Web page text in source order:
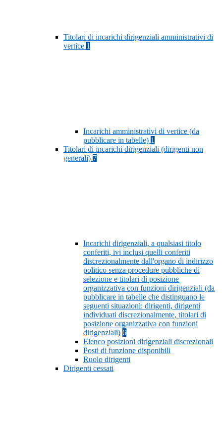
Titolari di incarichi dirigenziali amministrativi di
vertice 1
Incarichi amministrativi di vertice (da
pubblicare in tabelle) 1
Titolari di incarichi dirigenziali (dirigenti non
generali) 7
Incarichi dirigenziali, a qualsiasi titolo
conferiti, ivi inclusi quelli conferiti
discrezionalmente dall'organo di indirizzo
politico senza procedure pubbliche di
selezione e titolari di posizione
organizzativa con funzioni dirigenziali (da
pubblicare in tabelle che distinguano le
seguenti situazioni: dirigenti, dirigenti
individuati discrezionalmente, titolari di
posizione organizzativa con funzioni
dirigenziali) 6
Elenco posizioni dirigenziali discrezionali
Posti di funzione disponibili
Ruolo dirigenti
Dirigenti cessati